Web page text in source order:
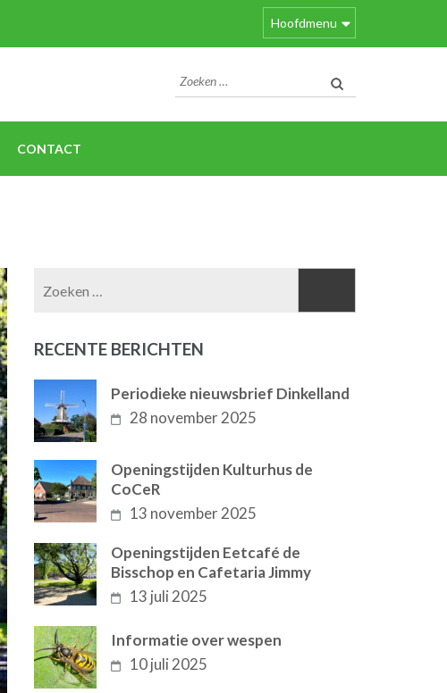
Hoofdmenu
Zoeken
naar:
CONTACT
RECENTE BERICHTEN
Periodieke nieuwsbrief Dinkelland
28 november 2025
Openingstijden Kulturhus de
CoCeR
13 november 2025
Openingstijden Eetcafé de
Bisschop en Cafetaria Jimmy
13 juli 2025
Informatie over wespen
10 juli 2025